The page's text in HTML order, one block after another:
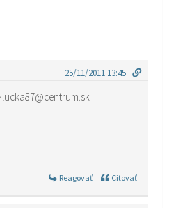
25/11/2011 13:45
Reagovať Citovať